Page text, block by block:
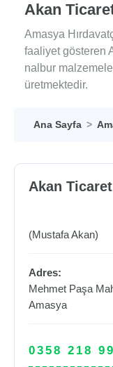
Akan
Amasya
faaliyet gösteren
nalbur
üretmektedir.
Ana Sayfa
Akan Ticaret
(Mustafa Akan)
Adres:
Mehmet Paşa
Amasya
0358 218